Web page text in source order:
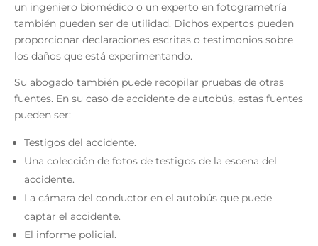
un ingeniero biomédico o un experto en fotogrametría
también pueden ser de utilidad. Dichos expertos pueden
proporcionar declaraciones escritas o testimonios sobre
los daños que está experimentando.
Su abogado también puede recopilar pruebas de otras
fuentes. En su caso de accidente de autobús, estas fuentes
pueden ser:
Testigos del accidente.
Una colección de fotos de testigos de la escena del
accidente.
La cámara del conductor en el autobús que puede
captar el accidente.
El informe policial.